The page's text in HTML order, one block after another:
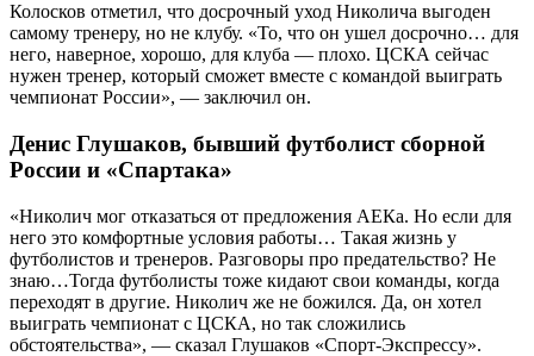
Колосков отметил, что досрочный уход Николича выгоден
самому тренеру, но не клубу. «То, что он ушел досрочно… для
него, наверное, хорошо, для клуба — плохо. ЦСКА сейчас
нужен тренер, который сможет вместе с командой выиграть
чемпионат России», — заключил он.
Денис Глушаков, бывший футболист сборной
России и «Спартака»
«Николич мог отказаться от предложения АЕКа. Но если для
него это комфортные условия работы… Такая жизнь у
футболистов и тренеров. Разговоры про предательство? Не
знаю…Тогда футболисты тоже кидают свои команды, когда
переходят в другие. Николич же не божился. Да, он хотел
выиграть чемпионат с ЦСКА, но так сложились
обстоятельства», — сказал Глушаков «Спорт-Экспрессу».